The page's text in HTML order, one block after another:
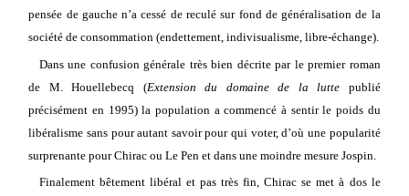
pensée de gauche n’a cessé de reculé sur fond de généralisation de la
société de consommation (endettement, indivisualisme, libre-échange).
Dans une confusion générale très bien décrite par le premier roman
de M. Houellebecq (Extension du domaine de la lutte publié
précisément en 1995) la population a commencé à sentir le poids du
libéralisme sans pour autant savoir pour qui voter, d’où une popularité
surprenante pour Chirac ou Le Pen et dans une moindre mesure Jospin.
Finalement bêtement libéral et pas très fin, Chirac se met à dos le